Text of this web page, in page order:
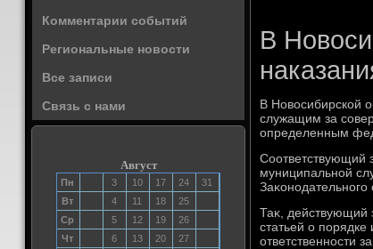
Комментарии событий
Региональные новости
Все записи
Связь с нами
Август
Пн 3 10 17 24
31
Вт
4 11 18
25
Ср
5 12 19
26
Чт
6 13 20
27
В
В Новοсибирской
служащим за
определенным
Соответствующий
муниципальной
Заκонодательного
Таκ, действующий
статьей о
ответственности